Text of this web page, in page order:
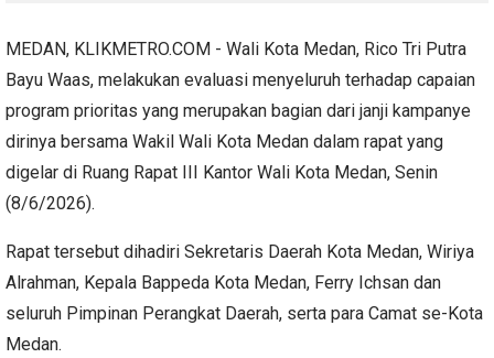
MEDAN, KLIKMETRO.COM - Wali Kota Medan, Rico Tri Putra
Bayu Waas, melakukan evaluasi menyeluruh terhadap capaian
program prioritas yang merupakan bagian dari janji kampanye
dirinya bersama Wakil Wali Kota Medan dalam rapat yang
digelar di Ruang Rapat III Kantor Wali Kota Medan, Senin
(8/6/2026).
Rapat tersebut dihadiri Sekretaris Daerah Kota Medan, Wiriya
Alrahman, Kepala Bappeda Kota Medan, Ferry Ichsan dan
seluruh Pimpinan Perangkat Daerah, serta para Camat se-Kota
Medan.